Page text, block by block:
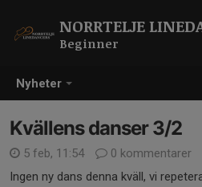
Nyheter
NORRTELJE
Beginner
Kvällens danser 3/2
5 feb, 11:54
0 kommentarer
Ingen ny dans denna kväll, vi